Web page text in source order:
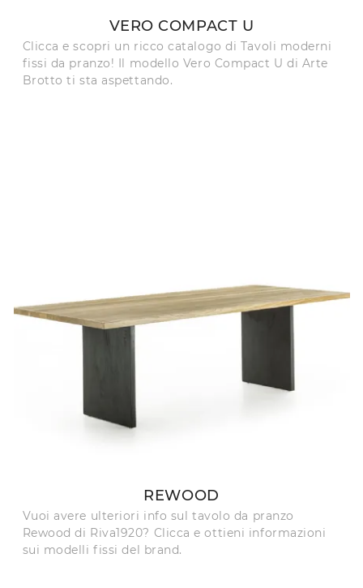
VERO COMPACT U
Clicca e scopri un ricco catalogo di Tavoli moderni
fissi da pranzo! Il modello Vero Compact U di Arte
Brotto ti sta aspettando.
REWOOD
Vuoi avere ulteriori info sul tavolo da pranzo
Rewood di Riva1920? Clicca e ottieni informazioni
sui modelli fissi del brand.